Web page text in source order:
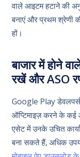
वाले आइटम हटाने की
बनाएं और प्रथम श्रेणी
हों।
बाजार में होने
रखें और ASO
Google Play
ऑप्टिमाइज़ करने के कई
एसेट में उनके उचित
बना सकते हैं, अधिक